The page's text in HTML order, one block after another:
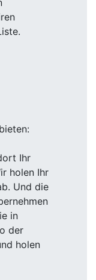
Ihr
holen Ihr
Und die
in
der
holen